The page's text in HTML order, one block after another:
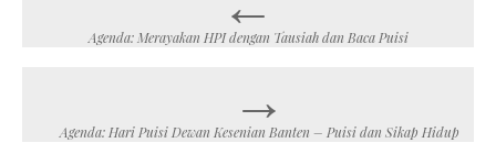
navigation
Agenda: Merayakan HPI dengan Tausiah dan Baca Puisi
→
Agenda: Hari Puisi Dewan Kesenian Banten – Puisi dan Sikap Hidup